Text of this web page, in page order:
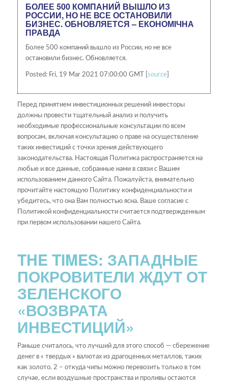
БОЛЕЕ 500 КОМПАНИЙ ВЫШЛО ИЗ
РОССИИ, НО НЕ ВСЕ ОСТАНОВИЛИ
БИЗНЕС. ОБНОВЛЯЕТСЯ – ЕКОНОМІЧНА
ПРАВДА
Более 500 компаний вышло из России, но не все
остановили бизнес. Обновляется.
Posted: Fri, 19 Mar 2021 07:00:00 GMT [ source]
Перед принятием инвестиционных решений инвесторы
должны провести тщательный анализ и получить
необходимые профессиональные консультации по всем
вопросам, включая консультацию о праве на осуществление
таких инвестиций с точки зрения действующего
законодательства. Настоящая Политика распространяется на
любые и все данные, собранные нами в связи с Вашим
использованием данного Сайта. Пожалуйста, внимательно
прочитайте настоящую Политику конфиденциальности и
убедитесь, что она Вам полностью ясна. Ваше согласие с
Политикой конфиденциальности считается подтвержденным
при первом использовании нашего Сайта.
THE TIMES: ЗАПАДНЫЕ
ПОКРОВИТЕЛИ ЖДУТ ОТ
ЗЕЛЕНСКОГО
«ВОЗВРАТА
ИНВЕСТИЦИЙ»
Раньше считалось, что лучший для этого способ — сбережение
денег в « твердых » валютах из драгоценных металлов, таких
как золото. 2 – откуда чипы можно перевозить только в том
случае, если воздушные пространства и проливы остаются